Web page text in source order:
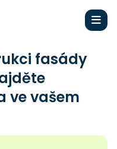
fasády
ve vašem